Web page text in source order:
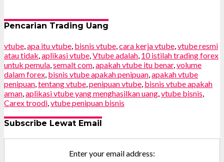
Pencarian Trading Uang
vtube,apa itu vtube, bisnis vtube,cara kerja vtube,vtube resmi
atau tidak,aplikasi vtube,Vtube adalah, 10 istilah trading forex
untuk pemula,semalt com,apakah vtube itu benar,volume
dalam forex, bisnis vtube apakah penipuan,apakah vtube
penipuan,tentang vtube,penipuan vtube, bisnis vtube apakah
aman,aplikasi vtube yang menghasilkan uang,vtube bisnis,
Carex troodi,vtube penipuan bisnis
Subscribe Lewat Email
Enter your email address: